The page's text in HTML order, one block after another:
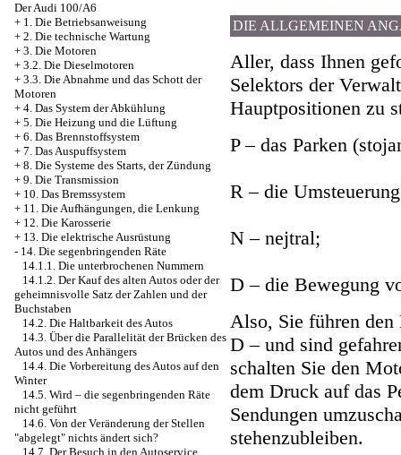
Der Audi 100/A6
+ 1. Die Betriebsanweisung
+ 2. Die technische Wartung
+ 3. Die Motoren
+ 3.2. Die Dieselmotoren
+ 3.3. Die Abnahme und das Schott der
Motoren
+ 4. Das System der Abkühlung
+ 5. Die Heizung und die Lüftung
+ 6. Das Brennstoffsystem
+ 7. Das Auspuffsystem
+ 8. Die Systeme des Starts, der Zündung
+ 9. Die Transmission
+ 10. Das Bremssystem
+ 11. Die Aufhängungen, die Lenkung
+ 12. Die Karosserie
+ 13. Die elektrische Ausrüstung
- 14. Die segenbringenden Räte
14.1.1. Die unterbrochenen Nummern
14.1.2. Der Kauf des alten Autos oder der
geheimnisvolle Satz der Zahlen und der
Buchstaben
14.2. Die Haltbarkeit des Autos
14.3. Über die Parallelität der Brücken des
Autos und des Anhängers
14.4. Die Vorbereitung des Autos auf den
Winter
14.5. Wird – die segenbringenden Räte
nicht geführt
14.6. Von der Veränderung der Stellen
"abgelegt" nichts ändert sich?
14.7. Der Besuch in den Autoservice
DIE ALLGEMEINEN
Aller, dass Ihnen
Selektors der
Hauptpositionen zu
P – das Parken
R – die
N – nejtral;
D – die Bewegung
Also, Sie führen
D – und sind
schalten Sie den
dem Druck auf das
Sendungen
stehenzubleiben.